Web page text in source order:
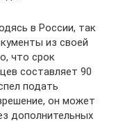
в России, так
из своей
что срок
составляет 90
подать
он может
дополнительных